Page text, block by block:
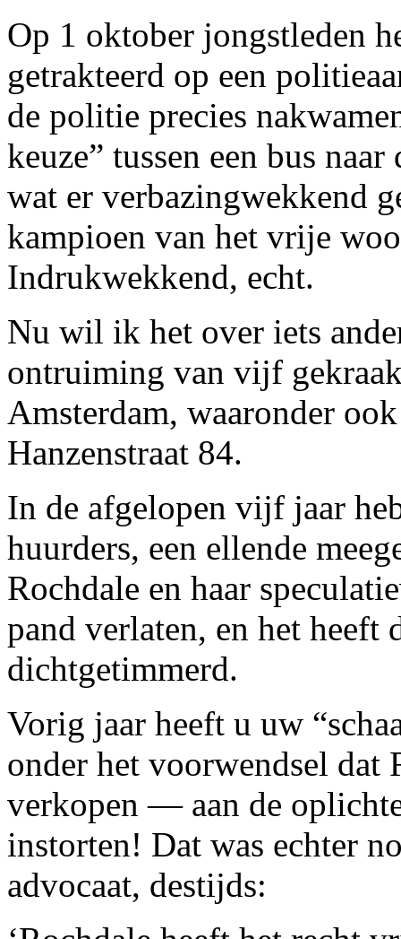
Op 1 oktober jongstleden
getrakteerd op een
de politie precies
keuze” tussen een bus
wat er verbazingwekkend
kampioen van het vrije
Indrukwekkend, echt.
Nu wil ik het over iets
ontruiming van vijf
Amsterdam, waaronder
Hanzenstraat 84.
In de afgelopen vijf jaar
huurders, een ellende
Rochdale en haar
pand verlaten, en het heeft
dichtgetimmerd.
Vorig jaar heeft u uw
onder het voorwendsel dat
verkopen — aan de
instorten! Dat was echter
advocaat, destijds: